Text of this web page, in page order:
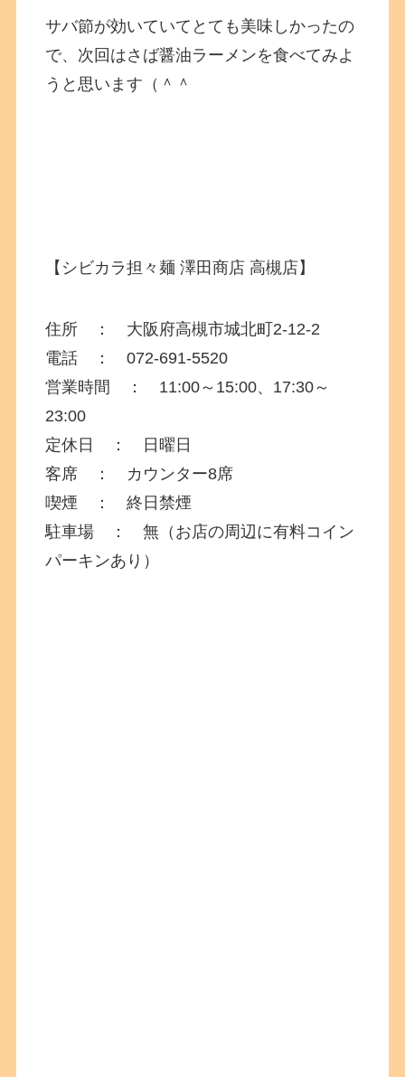
サバ節が効いていてとても美味しかったの
で、次回はさば醤油ラーメンを食べてみよ
うと思います（＾＾
【シビカラ担々麺 澤田商店 高槻店】
住所 ： 大阪府高槻市城北町 2-12-2
電話 ： 072-691-5520
営業時間 ： 11:00～15:00、17:30～
23:00
定休日 ： 日曜日
客席 ： カウンター8席
喫煙 ： 終日禁煙
駐車場 ： 無（お店の周辺に有料コイン
パーキンあり）